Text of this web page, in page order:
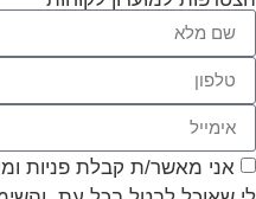
אני מאשר/ת קבלת פניות